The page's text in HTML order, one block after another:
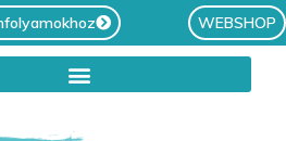
WEBSHOP